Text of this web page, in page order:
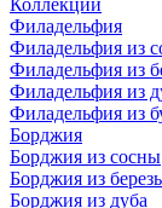
Коллекции
Филадельфия
Филадельфия из
Филадельфия из
Филадельфия из
Филадельфия из
Борджия
Борджия из сосны
Борджия из
Борджия из дуба